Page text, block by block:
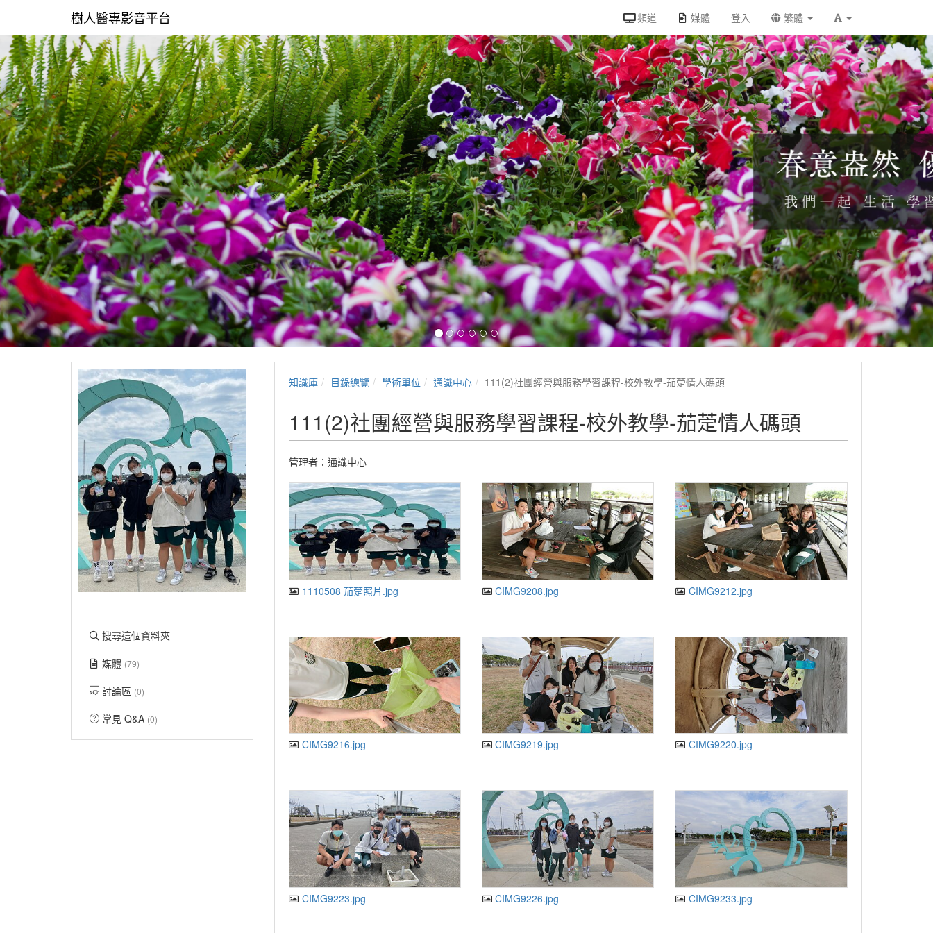
樹人醫專影音平台 頻道 媒體 登入 繁體
搜尋這個資料夾
媒體 (79)
討論區 (0)
常見 Q&A (0)
知識庫 目錄總覽 學術單位 通識中心 111(2)社團經營與服務學習課程-校外教學-茄萣情人碼頭
111(2)社團經營與服務學習課程-校外教學-茄萣情人碼頭
管理者：通識中心
1110508 茄萣照片.jpg CIMG9208.jpg CIMG9212.jpg
CIMG9216.jpg CIMG9219.jpg CIMG9220.jpg
CIMG9223.jpg CIMG9226.jpg CIMG9233.jpg